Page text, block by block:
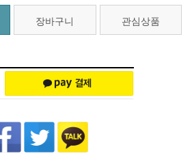
장바구니 관심상품